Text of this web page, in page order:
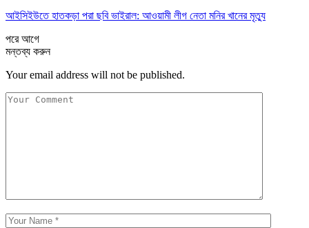
আইসিইউতে হাতকড়া পরা ছবি ভাইরাল: আওয়ামী লীগ নেতা মনির খানের মৃত্যু
পরেআগে
মন্তব্য করুন
Your email address will not be published.